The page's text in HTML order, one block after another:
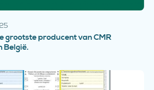
grootste producent van CMR
België.